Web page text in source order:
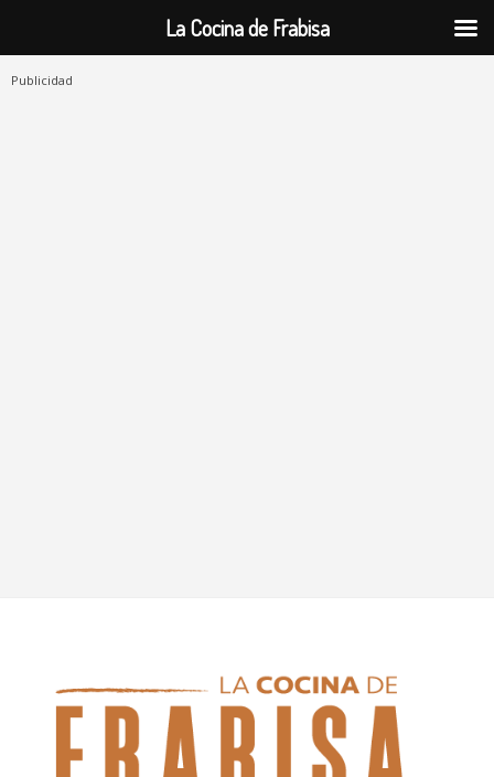
Publicidad
La Cocina de Frabisa